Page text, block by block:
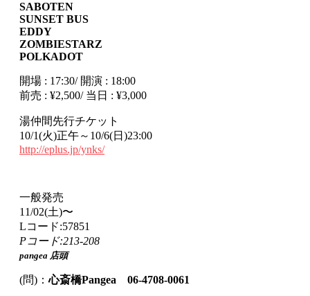
SABOTEN
SUNSET BUS
EDDY
ZOMBIESTARZ
POLKADOT
開場 : 17:30/ 開演 : 18:00
前売 : ¥2,500/ 当日 : ¥3,000
湯仲間先行チケット
10/1(火)正午～10/6(日)23:00
http://eplus.jp/ynks/
一般発売
11/02(土)〜
Lコード:57851
Pコード:213-208
pangea 店頭
(問)：心斎橋Pangea 06-4708-0061